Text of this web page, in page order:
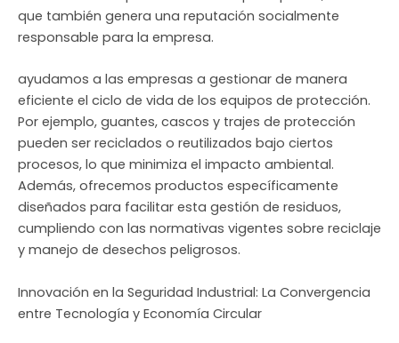
que también genera una reputación socialmente
responsable para la empresa.
ayudamos a las empresas a gestionar de manera
eficiente el ciclo de vida de los equipos de protección.
Por ejemplo, guantes, cascos y trajes de protección
pueden ser reciclados o reutilizados bajo ciertos
procesos, lo que minimiza el impacto ambiental.
Además, ofrecemos productos específicamente
diseñados para facilitar esta gestión de residuos,
cumpliendo con las normativas vigentes sobre reciclaje
y manejo de desechos peligrosos.
Innovación en la Seguridad Industrial: La Convergencia
entre Tecnología y Economía Circular